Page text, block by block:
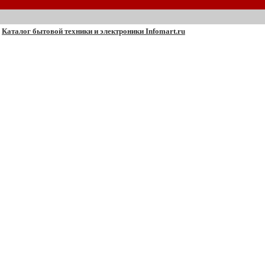
Каталог бытовой техники и электроники Infomart.ru